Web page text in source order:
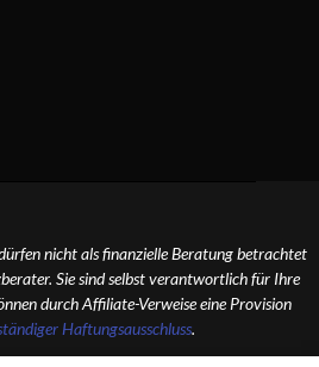
nicht als finanzielle Beratung betrachtet
Sie sind selbst verantwortlich für Ihre
durch Affiliate-Verweise eine Provision
Haftungsausschluss.